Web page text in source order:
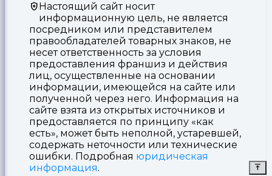
Настоящий сайт носит
информационную цель, не является
посредником или представителем
правообладателей товарных знаков, не
несет ответственность за условия
предоставления франшиз и действия
лиц, осуществленные на основании
информации, имеющейся на сайте или
полученной через него. Информация на
сайте взята из открытых источников и
предоставляется по принципу «как
есть», может быть неполной, устаревшей,
содержать неточности или технические
ошибки. Подробная юридическая
информация.